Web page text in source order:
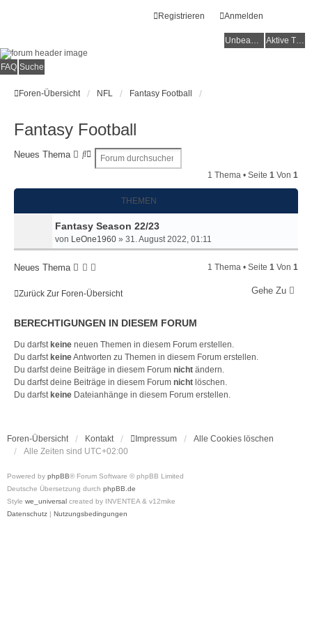
Anmelden
Registrieren
Unbeantwortete Themen Aktive Themen
FAQ Suche
Foren-Übersicht NFL Fantasy Football
Fantasy Football
Neues Thema
S
hE
T
E
R
E
U
E
1 Thema • Seite 1 Von 1
THEMEN
Fantasy Season 22/23
von LeOne1960 » 31. August 2022, 01:11
Neues Thema 1 Thema • Seite 1 Von 1
Zurück Zur Foren-Übersicht Gehe Zu
BERECHTIGUNGEN IN DIESEM FORUM
Du darfst keine neuen Themen in diesem Forum erstellen.
Du darfst keineAntworten zu Themen in diesem Forum erstellen.
Du darfst deine Beiträge in diesem Forum nicht ändern.
Du darfst deine Beiträge in diesem Forum nicht löschen.
Du darfst keine Dateianhänge in diesem Forum erstellen.
Foren-Übersicht Kontakt Impressum
Alle Cookies löschen
Alle Zeiten sind UTC+02:00
Powered by phpBB® Forum Software © phpBB Limited
Deutsche Übersetzung durch phpBB.de
Style we_universal created by INVENTEA & v12mike
Datenschutz | Nutzungsbedingungen